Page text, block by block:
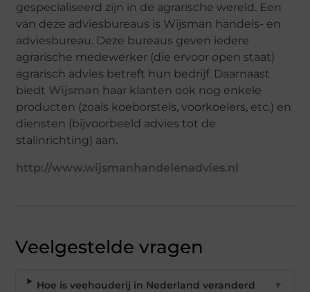
gespecialiseerd zijn in de agrarische wereld. Een
van deze adviesbureaus is Wijsman handels- en
adviesbureau. Deze bureaus geven iedere
agrarische medewerker (die ervoor open staat)
agrarisch advies betreft hun bedrijf. Daarnaast
biedt Wijsman haar klanten ook nog enkele
producten (zoals koeborstels, voorkoelers, etc.) en
diensten (bijvoorbeeld advies tot de
stalinrichting) aan.
http://www.wijsmanhandelenadvies.nl
Veelgestelde vragen
Hoe is veehouderij in Nederland veranderd
▼